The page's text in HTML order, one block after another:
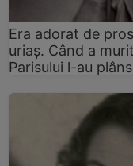
Era adorat de
uriaș. Când a
Parisului l-au plâns